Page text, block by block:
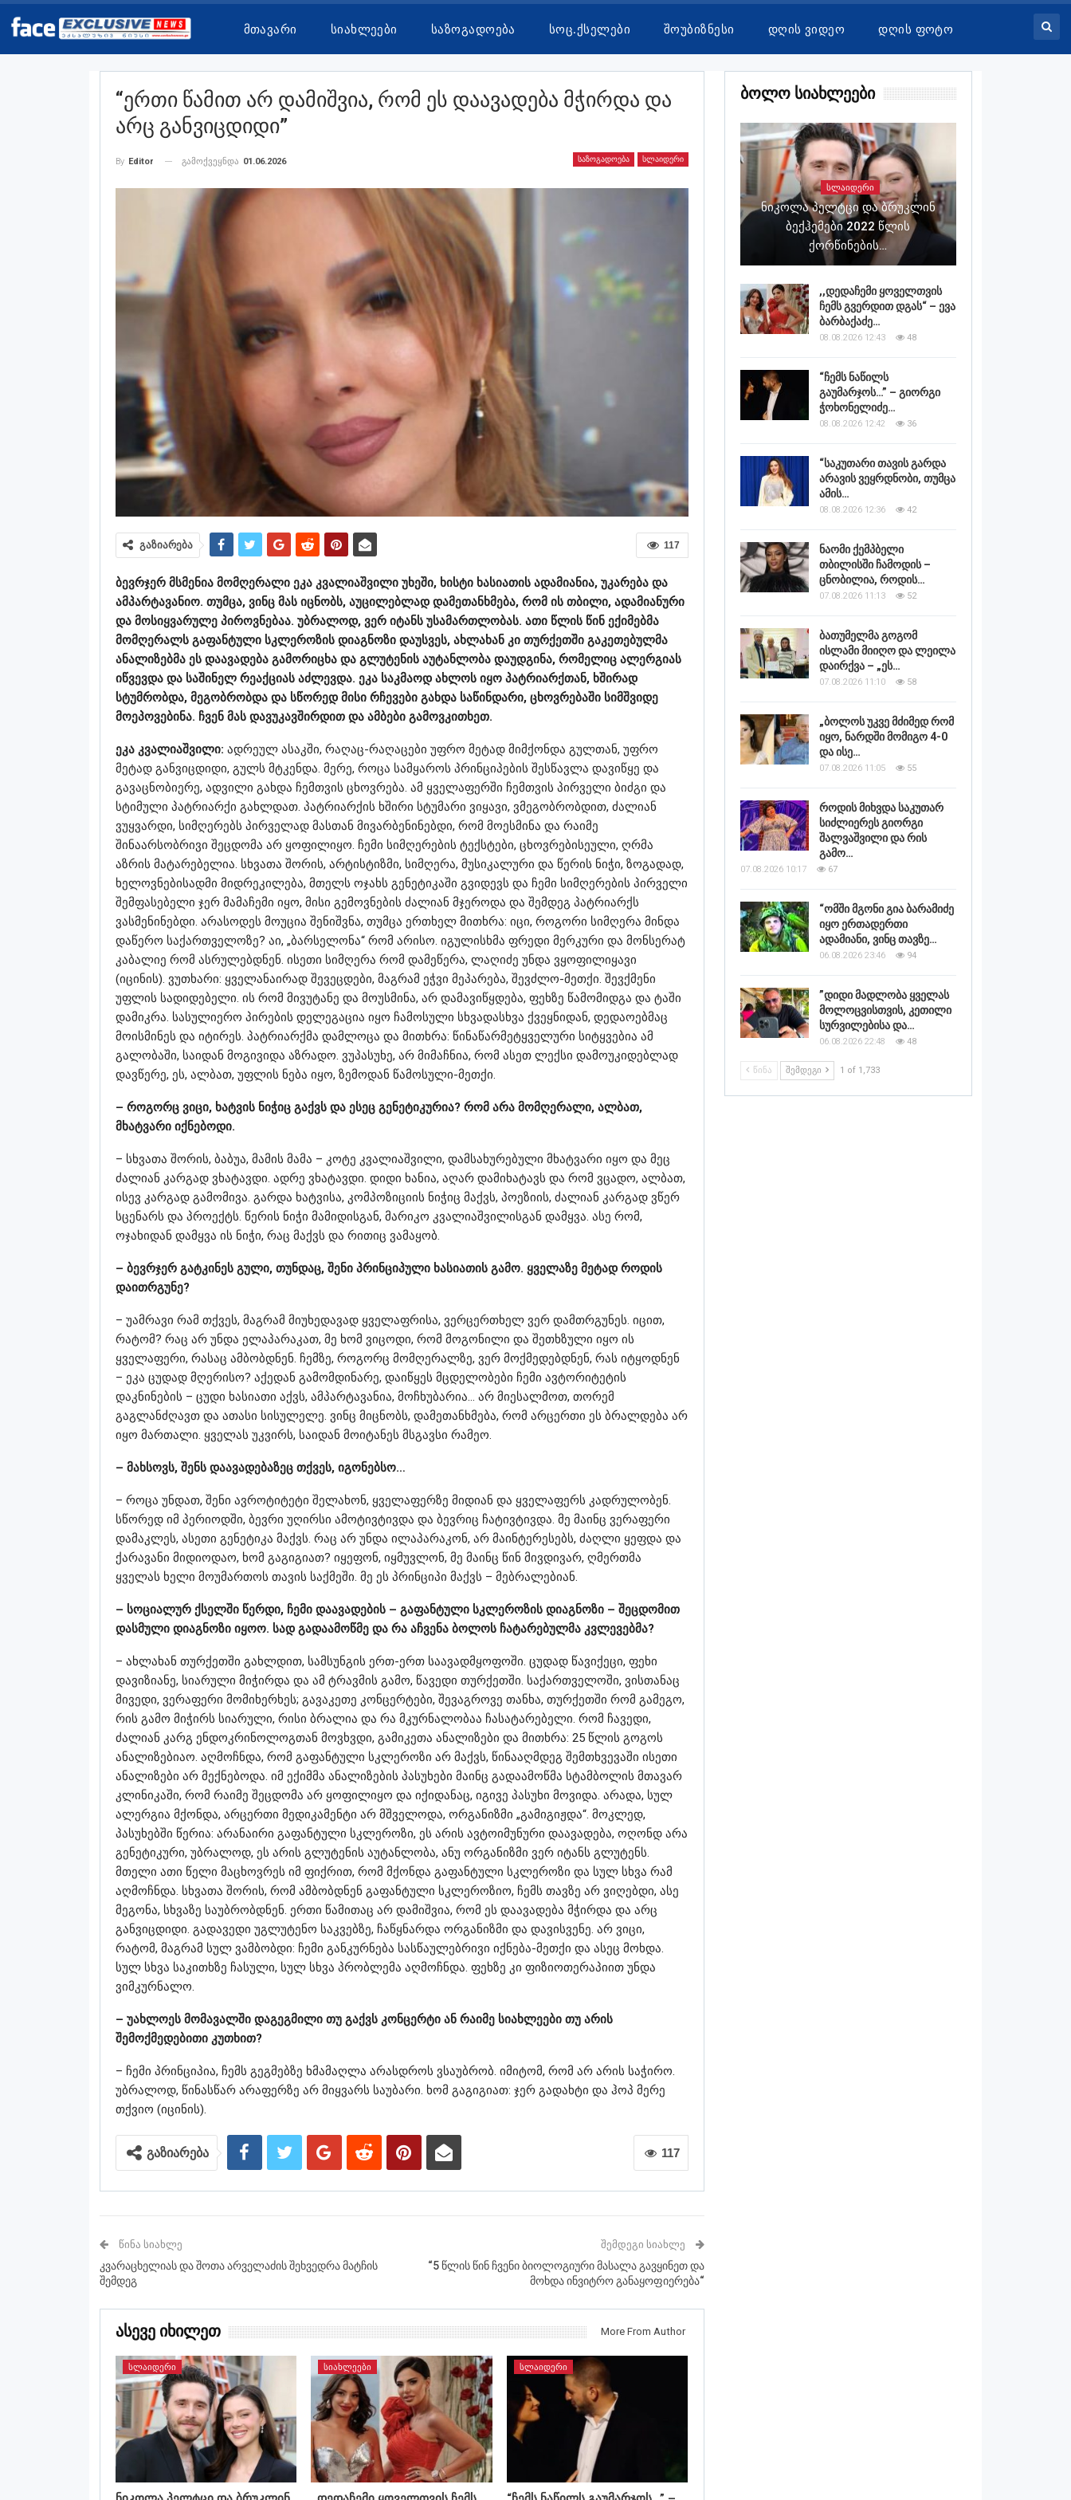
Მთავარი Სიახლეები Საზოგადოება Სოც.ქსელები Შოუბიზნესი Დღის Ვიდეო Დღის Ფოტო
“ერთი Წამით Არ Დამიშვია, Რომ Ეს Დაავადება Მჭირდა Და
Არც Განვიცდიდი”
ᲡᲐᲖᲝᲒᲐᲓᲝᲔᲑᲐ ᲡᲚᲐᲘᲓᲔᲠᲘ
By Editor გამოქვეყნდა 01.06.2026
117
გაზიარება
ბევრჯერ მსმენია მომღერალი ეკა კვალიაშვილი უხეში, ხისტი ხასიათის ადამიანია, უკარება და
ამპარტავანიო. თუმცა, ვინც მას იცნობს, აუცილებლად დამეთანხმება, რომ ის თბილი, ადამიანური
და მოსიყვარულე პიროვნებაა. უბრალოდ, ვერ იტანს უსამართლობას. ათი წლის წინ ექიმებმა
მომღერალს გაფანტული სკლეროზის დიაგნოზი დაუსვეს, ახლახან კი თურქეთში გაკეთებულმა
ანალიზებმა ეს დაავადება გამორიცხა და გლუტენის აუტანლობა დაუდგინა, რომელიც ალერგიას
იწვევდა და საშინელ რეაქციას აძლევდა. ეკა საკმაოდ ახლოს იყო პატრიარქთან, ხშირად
სტუმრობდა, მეგობრობდა და სწორედ მისი რჩევები გახდა საწინდარი, ცხოვრებაში სიმშვიდე
მოეპოვებინა. ჩვენ მას დავუკავშირდით და ამბები გამოვკითხეთ.
ეკა კვალიაშვილი: ადრეულ ასაკში, რაღაც-რაღაცები უფრო მეტად მიმქონდა გულთან, უფრო
მეტად განვიცდიდი, გულს მტკენდა. მერე, როცა სამყაროს პრინციპების შესწავლა დავიწყე და
გავაცნობიერე, ადვილი გახდა ჩემთვის ცხოვრება. ამ ყველაფერში ჩემთვის პირველი ბიძგი და
სტიმული პატრიარქი გახლდათ. პატრიარქის ხშირი სტუმარი ვიყავი, ვმეგობრობდით, ძალიან
ვუყვარდი, სიმღერებს პირველად მასთან მივარბენინებდი, რომ მოესმინა და რაიმე
შინაარსობრივი შეცდომა არ ყოფილიყო. ჩემი სიმღერების ტექსტები, ცხოვრებისეული, ღრმა
აზრის მატარებელია. სხვათა შორის, არტისტიზმი, სიმღერა, მუსიკალური და წერის ნიჭი, ზოგადად,
ხელოვნებისადმი მიდრეკილება, მთელს ოჯახს გენეტიკაში გვიდევს და ჩემი სიმღერების პირველი
შემფასებელი ჯერ მამაჩემი იყო, მისი გემოვნების ძალიან მჯეროდა და შემდეგ პატრიარქს
ვასმენინებდი. არასოდეს მოუცია შენიშვნა, თუმცა ერთხელ მითხრა: იცი, როგორი სიმღერა მინდა
დაწერო საქართველოზე? აი, „ბარსელონა“ რომ არისო. იგულისხმა ფრედი მერკური და მონსერატ
კაბალიე რომ ასრულებდნენ. ისეთი სიმღერა რომ დამეწერა, ლაღიძე უნდა ვყოფილიყავი
(იცინის). ვუთხარი: ყველანაირად შევეცდები, მაგრამ ეჭვი მეპარება, შევძლო-მეთქი. შევქმენი
უფლის სადიდებელი. ის რომ მივუტანე და მოუსმინა, არ დამავიწყდება, ფეხზე წამომიდგა და ტაში
დამიკრა. სასულიერო პირების დელეგაცია იყო ჩამოსული სხვადასხვა ქვეყნიდან, დედაოებმაც
მოისმინეს და იტირეს. პატრიარქმა დამლოცა და მითხრა: წინაწარმეტყველური სიტყვებია ამ
გალობაში, საიდან მოგივიდა აზრადო. ვუპასუხე, არ მიმაჩნია, რომ ასეთ ლექსი დამოუკიდებლად
დავწერე, ეს, ალბათ, უფლის ნება იყო, ზემოდან წამოსული-მეთქი.
– როგორც ვიცი, ხატვის ნიჭიც გაქვს და ესეც გენეტიკურია? რომ არა მომღერალი, ალბათ,
მხატვარი იქნებოდი.
– სხვათა შორის, ბაბუა, მამის მამა – კოტე კვალიაშვილი, დამსახურებული მხატვარი იყო და მეც
ძალიან კარგად ვხატავდი. ადრე ვხატავდი. დიდი ხანია, აღარ დამიხატავს და რომ ვცადო, ალბათ,
ისევ კარგად გამომივა. გარდა ხატვისა, კომპოზიციის ნიჭიც მაქვს, პოეზიის, ძალიან კარგად ვწერ
სცენარს და პროექტს. წერის ნიჭი მამიდისგან, მარიკო კვალიაშვილისგან დამყვა. ასე რომ,
ოჯახიდან დამყვა ის ნიჭი, რაც მაქვს და რითიც ვამაყობ.
– ბევრჯერ გატკინეს გული, თუნდაც, შენი პრინციპული ხასიათის გამო. ყველაზე მეტად როდის
დაითრგუნე?
– უამრავი რამ თქვეს, მაგრამ მიუხედავად ყველაფრისა, ვერცერთხელ ვერ დამთრგუნეს. იცით,
რატომ? რაც არ უნდა ელაპარაკათ, მე ხომ ვიცოდი, რომ მოგონილი და შეთხზული იყო ის
ყველაფერი, რასაც ამბობდნენ. ჩემზე, როგორც მომღერალზე, ვერ მოქმედებდნენ, რას იტყოდნენ
– ეკა ცუდად მღერისო? აქედან გამომდინარე, დაიწყეს მცდელობები ჩემი ავტორიტეტის
დაკნინების – ცუდი ხასიათი აქვს, ამპარტავანია, მოჩხუბარია… არ მიესალმოთ, თორემ
გაგლანძღავთ და ათასი სისულელე. ვინც მიცნობს, დამეთანხმება, რომ არცერთი ეს ბრალდება არ
იყო მართალი. ყველას უკვირს, საიდან მოიტანეს მსგავსი რამეო.
– მახსოვს, შენს დაავადებაზეც თქვეს, იგონებსო…
– როცა უნდათ, შენი ავროტიტეტი შელახონ, ყველაფერზე მიდიან და ყველაფერს კადრულობენ.
სწორედ იმ პერიოდში, ბევრი უღირსი ამოტივტივდა და ბევრიც ჩატივტივდა. მე მაინც ვერაფერი
დამაკლეს, ასეთი გენეტიკა მაქვს. რაც არ უნდა ილაპარაკონ, არ მაინტერესებს, ძაღლი ყეფდა და
ქარავანი მიდიოდაო, ხომ გაგიგიათ? იყეფონ, იყმუვლონ, მე მაინც წინ მივდივარ, ღმერთმა
ყველას ხელი მოუმართოს თავის საქმეში. მე ეს პრინციპი მაქვს – მებრალებიან.
– სოციალურ ქსელში წერდი, ჩემი დაავადების – გაფანტული სკლეროზის დიაგნოზი – შეცდომით
დასმული დიაგნოზი იყოო. სად გადაამოწმე და რა აჩვენა ბოლოს ჩატარებულმა კვლევებმა?
– ახლახან თურქეთში გახლდით, სამსუნგის ერთ-ერთ საავადმყოფოში. ცუდად წავიქეცი, ფეხი
დავიზიანე, სიარული მიჭირდა და ამ ტრავმის გამო, წავედი თურქეთში. საქართველოში, ვისთანაც
მივედი, ვერაფერი მომიხერხეს; გავაკეთე კონცერტები, შევაგროვე თანხა, თურქეთში რომ გამეგო,
რის გამო მიჭირს სიარული, რისი ბრალია და რა მკურნალობაა ჩასატარებელი. რომ ჩავედი,
ძალიან კარგ ენდოკრინოლოგთან მოვხვდი, გამიკეთა ანალიზები და მითხრა: 25 წლის გოგოს
ანალიზებიაო. აღმოჩნდა, რომ გაფანტული სკლეროზი არ მაქვს, წინააღმდეგ შემთხვევაში ისეთი
ანალიზები არ მექნებოდა. იმ ექიმმა ანალიზების პასუხები მაინც გადაამოწმა სტამბოლის მთავარ
კლინიკაში, რომ რაიმე შეცდომა არ ყოფილიყო და იქიდანაც, იგივე პასუხი მოვიდა. არადა, სულ
ალერგია მქონდა, არცერთი მედიკამენტი არ მშველოდა, ორგანიზმი „გამიგიჟდა“. მოკლედ,
პასუხებში წერია: არანაირი გაფანტული სკლეროზი, ეს არის ავტოიმუნური დაავადება, ოღონდ არა
გენეტიკური, უბრალოდ, ეს არის გლუტენის აუტანლობა, ანუ ორგანიზმი ვერ იტანს გლუტენს.
მთელი ათი წელი მაცხოვრეს იმ ფიქრით, რომ მქონდა გაფანტული სკლეროზი და სულ სხვა რამ
აღმოჩნდა. სხვათა შორის, რომ ამბობდნენ გაფანტული სკლეროზიო, ჩემს თავზე არ ვიღებდი, ასე
მეგონა, სხვაზე საუბრობდნენ. ერთი წამითაც არ დამიშვია, რომ ეს დაავადება მჭირდა და არც
განვიცდიდი. გადავედი უგლუტენო საკვებზე, ჩაწყნარდა ორგანიზმი და დავისვენე. არ ვიცი,
რატომ, მაგრამ სულ ვამბობდი: ჩემი განკურნება სასწაულებრივი იქნება-მეთქი და ასეც მოხდა.
სულ სხვა საკითხზე ჩასული, სულ სხვა პრობლემა აღმოჩნდა. ფეხზე კი ფიზიოთერაპიით უნდა
ვიმკურნალო.
– უახლოეს მომავალში დაგეგმილი თუ გაქვს კონცერტი ან რაიმე სიახლეები თუ არის
შემოქმედებითი კუთხით?
– ჩემი პრინციპია, ჩემს გეგმებზე ხმამაღლა არასდროს ვსაუბრობ. იმიტომ, რომ არ არის საჭირო.
უბრალოდ, წინასწარ არაფერზე არ მიყვარს საუბარი. ხომ გაგიგიათ: ჯერ გადახტი და ჰოპ მერე
თქვიო (იცინის).
117
გაზიარება
ᲬᲘᲜᲐ ᲡᲘᲐᲮᲚᲔ
კვარაცხელიას და შოთა არველაძის შეხვედრა მატჩის
შემდეგ
ᲨᲔᲛᲓᲔᲒᲘ ᲡᲘᲐᲮᲚᲔ
“5 წლის წინ ჩვენი ბიოლოგიური მასალა გავყინეთ და
მოხდა ინვიტრო განაყოფიერება“
Ასევე Იხილეთ More From Author
ᲡᲚᲐᲘᲓᲔᲠᲘ ᲡᲘᲐᲮᲚᲔᲔᲑᲘ ᲡᲚᲐᲘᲓᲔᲠᲘ
Ბოლო Სიახლეები
ᲡᲚᲐᲘᲓᲔᲠᲘ
Ნიკოლა Პელტცი Და Ბრუკლინ
Ბექჰემები 2022 Წლის
Ქორწინების…
,,დედაჩემი ყოველთვის
ჩემს გვერდით დგას“ – ევა
ბარბაქაძე…
08.08.2026 12:43 48
“ჩემს ნაწილს
გაუმარჯოს…” – გიორგი
ჭოხონელიძე…
08.08.2026 12:42 36
“საკუთარი თავის გარდა
არავის ვეყრდნობი, თუმცა
ამის…
08.08.2026 12:36 42
ნაომი ქემპბელი
თბილისში ჩამოდის –
ცნობილია, როდის…
07.08.2026 11:13 52
ბათუმელმა გოგომ
ისლამი მიიღო და ლეილა
დაირქვა – „ეს…
07.08.2026 11:10 58
„ბოლოს უკვე მძიმედ რომ
იყო, ნარდში მომიგო 4-0
და ისე…
07.08.2026 11:05 55
როდის მიხვდა საკუთარ
სიძლიერეს გიორგი
შალვაშვილი და რის
გამო…
07.08.2026 10:17 67
“ომში მგონი გია ბარამიძე
იყო ერთადერთი
ადამიანი, ვინც თავზე…
06.08.2026 23:46 94
”დიდი მადლობა ყველას
მოლოცვისთვის, კეთილი
სურვილებისა და…
06.08.2026 22:48 48
ᲬᲘᲜᲐ ᲨᲔᲛᲓᲔᲒᲘ 1 of 1,733